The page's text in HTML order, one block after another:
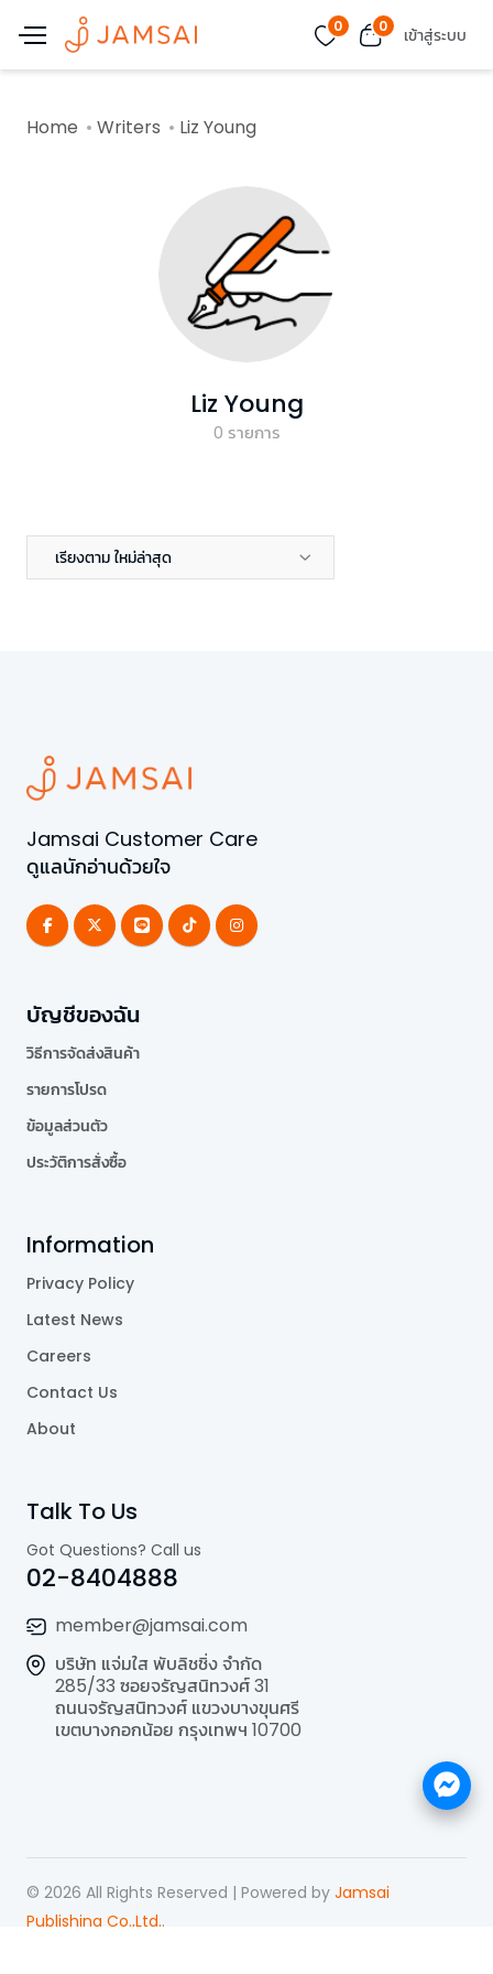
0 0 เข้าสู่ระบบ
Home Writers Liz Young
Liz Young
0 รายการ
เรียงตาม ใหม่ล่าสุด
Jamsai Customer Care
ดูแลนักอ่านด้วยใจ
บัญชีของฉัน
วิธีการจัดส่งสินค้า
รายการโปรด
ข้อมูลส่วนตัว
ประวัติการสั่งซื้อ
Information
Privacy Policy
Latest News
Careers
Contact Us
About
Talk To Us
Got Questions? Call us
02-8404888
member@jamsai.com
บริษัท แจ่มใส พับลิชชิ่ง จำกัด
285/33 ซอยจรัญสนิทวงศ์ 31
ถนนจรัญสนิทวงศ์ แขวงบางขุนศรี
เขตบางกอกน้อย กรุงเทพฯ 10700
© 2026 All Rights Reserved | Powered by Jamsai
Publishing Co.,Ltd..